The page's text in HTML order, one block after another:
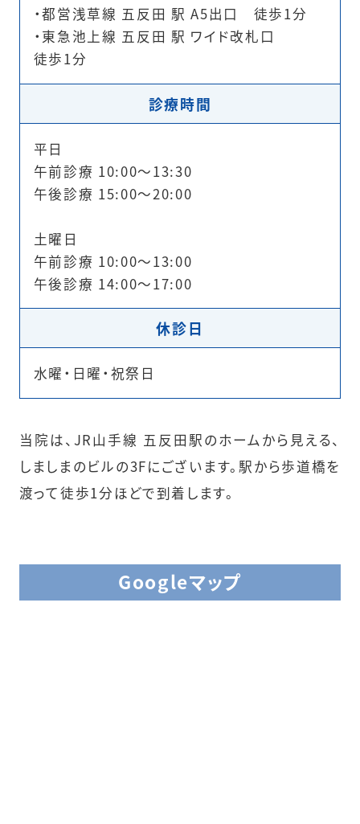
・都営浅草線 五反田 駅 A5出口 徒歩1分
・東急池上線 五反田 駅 ワイド改札口
徒歩1分
診療時間
平日
午前診療 10:00～13:30
午後診療 15:00～20:00
土曜日
午前診療 10:00～13:00
午後診療 14:00～17:00
休診日
水曜・日曜・祝祭日
当院は、JR山手線 五反田駅のホームから見える、
しましまのビルの3Fにございます。駅から歩道橋を
渡って徒歩1分ほどで到着します。
Googleマップ